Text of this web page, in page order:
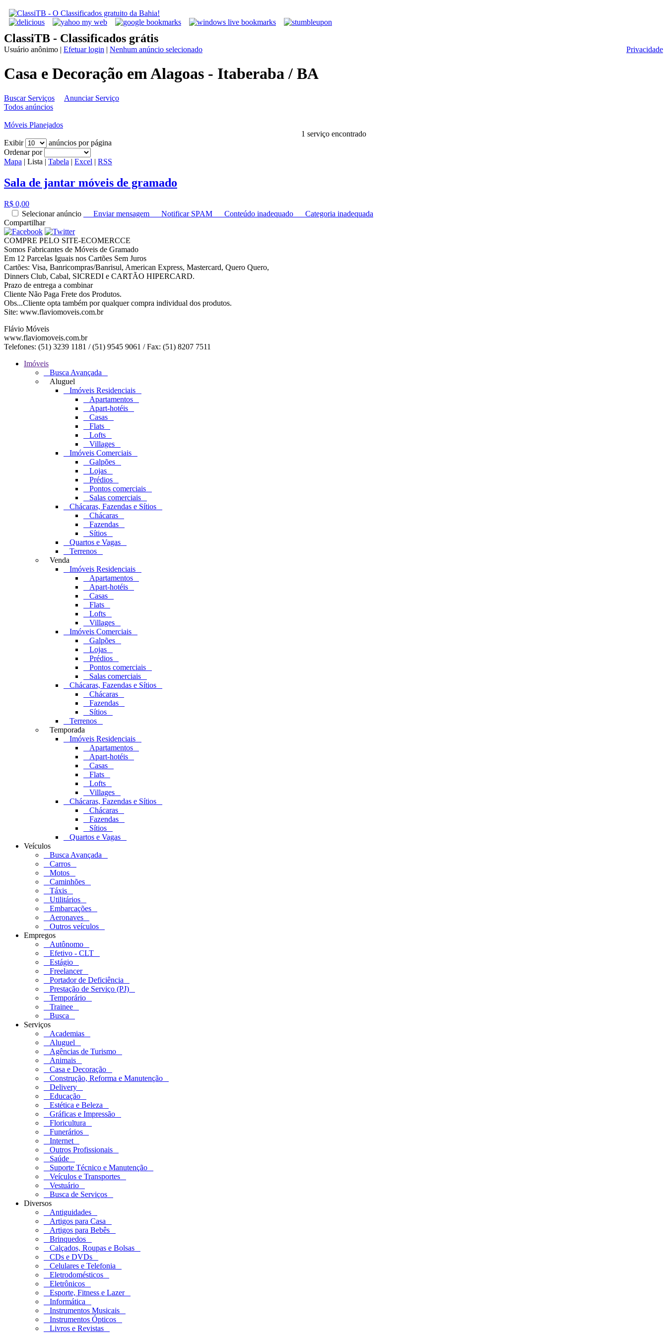
ClassiTB - Classificados grátis
Privacidade
Usuário anônimo | Efetuar login | Nenhum anúncio selecionado
Casa e Decoração em Alagoas - Itaberaba / BA
Buscar Serviços
Anunciar Serviço
Todos anúncios
Móveis Planejados
1 serviço encontrado
Exibir
anúncios por página
Ordenar por
Mapa | Lista | Tabela | Excel | RSS
Sala de jantar móveis de gramado
R$ 0,00
Selecionar anúncio
Enviar mensagem Notificar SPAM Conteúdo inadequado
Categoria inadequada
Compartilhar
COMPRE PELO SITE-ECOMERCCE
Somos Fabricantes de Móveis de Gramado
Em 12 Parcelas Iguais nos Cartões Sem Juros
Cartões: Visa, Banricompras/Banrisul, American Express, Mastercard, Quero Quero,
Dinners Club, Cabal, SICREDI e CARTÃO HIPERCARD.
Prazo de entrega a combinar
Cliente Não Paga Frete dos Produtos.
Obs...Cliente opta também por qualquer compra individual dos produtos.
Site: www.flaviomoveis.com.br
Flávio Móveis
www.flaviomoveis.com.br
Telefones: (51) 3239 1181 / (51) 9545 9061 / Fax: (51) 8207 7511
Imóveis
Busca Avançada
Aluguel
Imóveis Residenciais
Apartamentos
Apart-hotéis
Casas
Flats
Lofts
Villages
Imóveis Comerciais
Galpões
Lojas
Prédios
Pontos comerciais
Salas comerciais
Chácaras, Fazendas e Sítios
Chácaras
Fazendas
Sítios
Quartos e Vagas
Terrenos
Venda
Imóveis Residenciais
Apartamentos
Apart-hotéis
Casas
Flats
Lofts
Villages
Imóveis Comerciais
Galpões
Lojas
Prédios
Pontos comerciais
Salas comerciais
Chácaras, Fazendas e Sítios
Chácaras
Fazendas
Sítios
Terrenos
Temporada
Imóveis Residenciais
Apartamentos
Apart-hotéis
Casas
Flats
Lofts
Villages
Chácaras, Fazendas e Sítios
Chácaras
Fazendas
Sítios
Quartos e Vagas
Veículos
Busca Avançada
Carros
Motos
Caminhões
Táxis
Utilitários
Embarcações
Aeronaves
Outros veículos
Empregos
Autônomo
Efetivo - CLT
Estágio
Freelancer
Portador de Deficiência
Prestação de Serviço (PJ)
Temporário
Trainee
Busca
Serviços
Academias
Aluguel
Agências de Turismo
Animais
Casa e Decoração
Construção, Reforma e Manutenção
Delivery
Educação
Estética e Beleza
Gráficas e Impressão
Floricultura
Funerários
Internet
Outros Profissionais
Saúde
Suporte Técnico e Manutenção
Veículos e Transportes
Vestuário
Busca de Serviços
Diversos
Antiguidades
Artigos para Casa
Artigos para Bebês
Brinquedos
Calçados, Roupas e Bolsas
CDs e DVDs
Celulares e Telefonia
Eletrodomésticos
Eletrônicos
Esporte, Fitness e Lazer
Informática
Instrumentos Musicais
Instrumentos Ópticos
Livros e Revistas